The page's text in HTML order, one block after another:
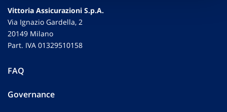
Vittoria Assicurazioni S.p.A.
Via Ignazio Gardella, 2
20149 Milano
Part. IVA 01329510158
FAQ
Governance